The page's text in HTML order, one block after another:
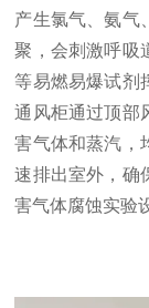
产生氯气、氨气
聚，会刺激呼吸
等易燃易爆试剂
通风柜通过顶部
害气体和蒸汽，
速排出室外，确
害气体腐蚀实验